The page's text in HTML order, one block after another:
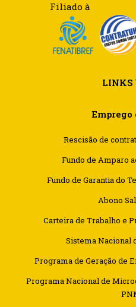
Filiado à
LINKS
Emprego
Rescisão de
Fundo de Amparo
Fundo de Garantia do
Abono
Carteira de Trabalho e
Sistema Nacional
Programa de Geração de
Programa Nacional de